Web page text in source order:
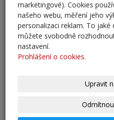
27. 8. 2025
Výsledky - přestup do 6.
30. 5. 2025
marketingové). Cookies
našeho webu, měření jeho
personalizaci reklam. To
můžete svobodně
nastavení.
Prohlášení o cookies.
Upravit